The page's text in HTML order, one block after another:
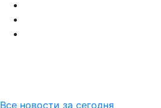
Все новости за сегодня